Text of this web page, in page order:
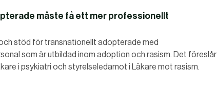
måste få ett mer professionellt
stöd för transnationellt adopterade med
som är utbildad inom adoption och rasism. Det föreslår
i psykiatri och styrelseledamot i Läkare mot rasism.